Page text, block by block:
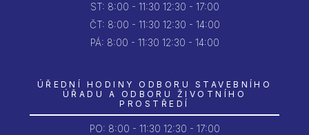
ST: 8:00 - 11:30 12:30 - 17:00
ČT: 8:00 - 11:30 12:30 - 14:00
PÁ: 8:00 - 11:30 12:30 - 14:00
ÚŘEDNÍ HODINY ODBORU STAVEBNÍHO
ÚŘADU A ODBORU ŽIVOTNÍHO
PROSTŘEDÍ
PO: 8:00 - 11:30 12:30 - 17:00